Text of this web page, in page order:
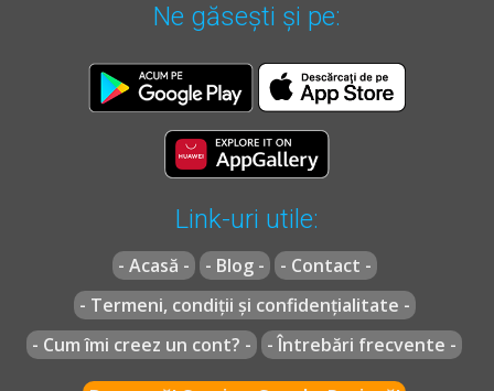
Ne găsești și pe:
Link-uri utile:
- Acasă - - Blog -
- Contact -
- Termeni, condiții și confidențialitate -
- Cum îmi creez un cont? -
- Întrebări frecvente -